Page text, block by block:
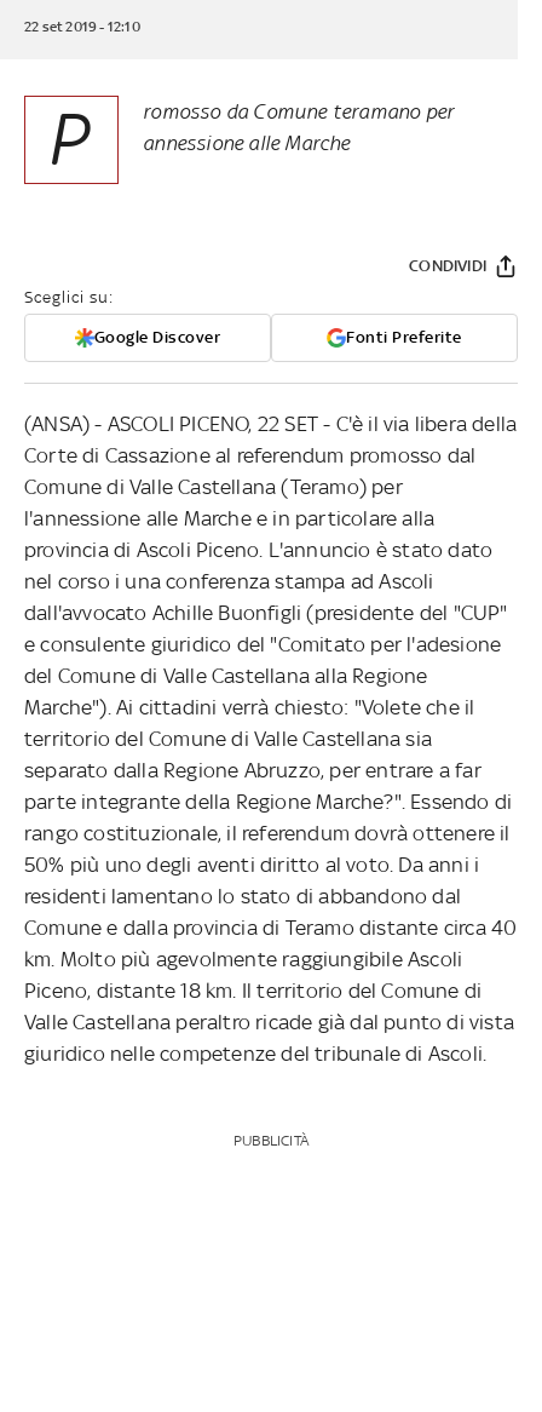
22 set 2019 - 12:10
P
romosso da Comune teramano per
annessione alle Marche
Sceglici su:
Google Discover Fonti Preferite
CONDIVIDI
(ANSA) - ASCOLI PICENO, 22 SET - C'è il via libera della
Corte di Cassazione al referendum promosso dal
Comune di Valle Castellana (Teramo) per
l'annessione alle Marche e in particolare alla
provincia di Ascoli Piceno. L'annuncio è stato dato
nel corso i una conferenza stampa ad Ascoli
dall'avvocato Achille Buonfigli (presidente del "CUP"
e consulente giuridico del "Comitato per l'adesione
del Comune di Valle Castellana alla Regione
Marche"). Ai cittadini verrà chiesto: "Volete che il
territorio del Comune di Valle Castellana sia
separato dalla Regione Abruzzo, per entrare a far
parte integrante della Regione Marche?". Essendo di
rango costituzionale, il referendum dovrà ottenere il
50% più uno degli aventi diritto al voto. Da anni i
residenti lamentano lo stato di abbandono dal
Comune e dalla provincia di Teramo distante circa 40
km. Molto più agevolmente raggiungibile Ascoli
Piceno, distante 18 km. Il territorio del Comune di
Valle Castellana peraltro ricade già dal punto di vista
giuridico nelle competenze del tribunale di Ascoli.
PUBBLICITÀ